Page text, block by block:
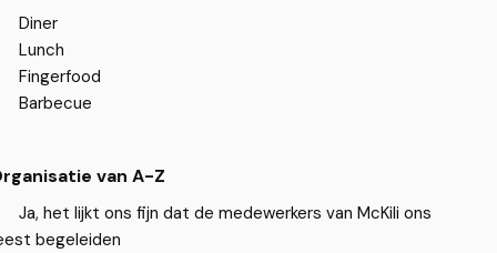
Diner
Lunch
Fingerfood
Barbecue
van A-Z
Ja, het lijkt ons fijn dat de medewerkers van McKili ons
begeleiden